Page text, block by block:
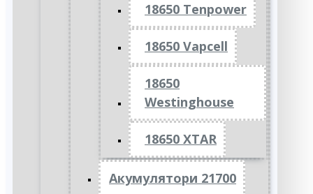
18650 Tenpower
18650 Vapcell
18650
Westinghouse
18650 XTAR
Акумулятори 21700